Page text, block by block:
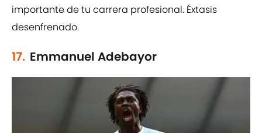
importante de tu carrera profesional. Éxtasis
desenfrenado.
17. Emmanuel Adebayor